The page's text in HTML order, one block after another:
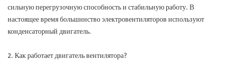
сильную перегрузочную способность и стабильную работу. В
настоящее время большинство электровентиляторов используют
конденсаторный двигатель.
2. Как работает двигатель вентилятора?